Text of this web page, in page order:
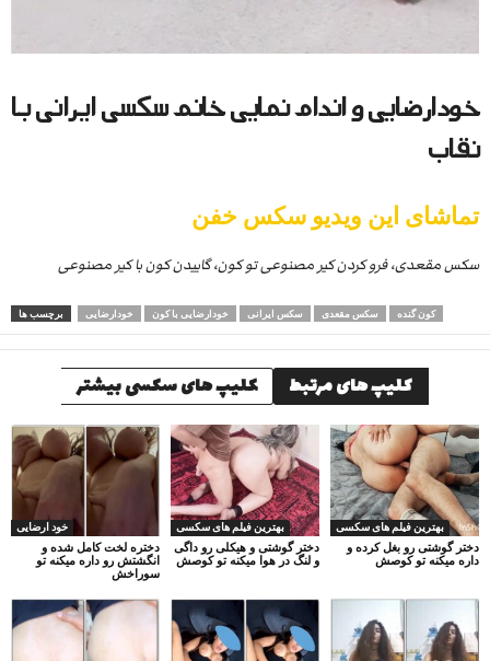
خودارضایی و اندام نمایی خانم سکسی ایرانی با
نقاب
تماشای این ویدیو سکس خفن
سکس مقعدی، فرو کردن کیر مصنوعی تو کون، گاییدن کون با کیر مصنوعی
برچسب ها خودارضایی خودارضایی با کون سکس ایرانی سکس مقعدی کون گنده
کلیپ های مرتبط کلیپ های سکسی بیشتر
خود ارضایی
دختره لخت کامل شده و
انگشتش رو داره میکنه تو
سوراخش
بهترین فیلم های سکسی
دختر گوشتی و هیکلی رو داگی
و لنگ در هوا میکنه تو کوصش
بهترین فیلم های سکسی
دختر گوشتی رو بغل کرده و
داره میکنه تو کوصش